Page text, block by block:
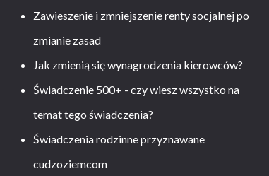
Zawieszenie i zmniejszenie renty socjalnej po
zmianie zasad
Jak zmienią się wynagrodzenia kierowców?
Świadczenie 500+ - czy wiesz wszystko na
temat tego świadczenia?
Świadczenia rodzinne przyznawane
cudzoziemcom